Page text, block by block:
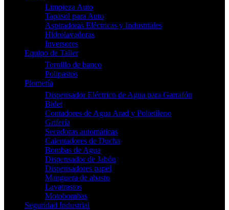
Limpieza Auto
Tapasol para Auto
Aspiradoras Eléctricas y Industriales
Hidrolavadoras
Inversores
Equipo de Taller
Tornillo de banco
Polipastos
Plomería
Dispensador Eléctrico de Agua para Garrafón
Bidet
Contadores de Agua Arad y Polietileno
Grifería
Secadoras automáticas
Calentadores de Ducha
Bombas de Agua
Dispensador de Jabón
Dispensadores papel
Manguera de abasto
Lavatrastos
Motobombas
Seguridad Industrial